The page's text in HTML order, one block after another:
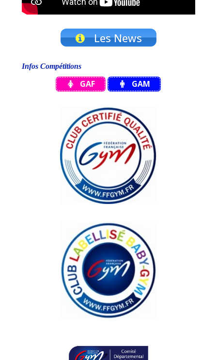
Les News
Infos Compétitions
GAF GAM